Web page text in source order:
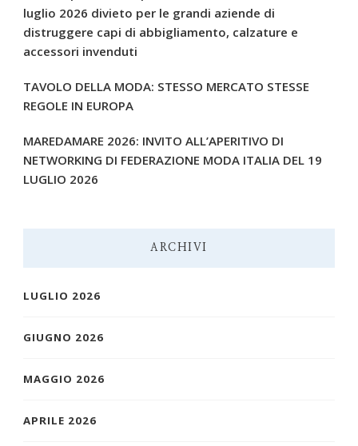
luglio 2026 divieto per le grandi aziende di
distruggere capi di abbigliamento, calzature e
accessori invenduti
TAVOLO DELLA MODA: STESSO MERCATO STESSE
REGOLE IN EUROPA
MAREDAMARE 2026: INVITO ALL’APERITIVO DI
NETWORKING DI FEDERAZIONE MODA ITALIA DEL 19
LUGLIO 2026
ARCHIVI
LUGLIO 2026
GIUGNO 2026
MAGGIO 2026
APRILE 2026